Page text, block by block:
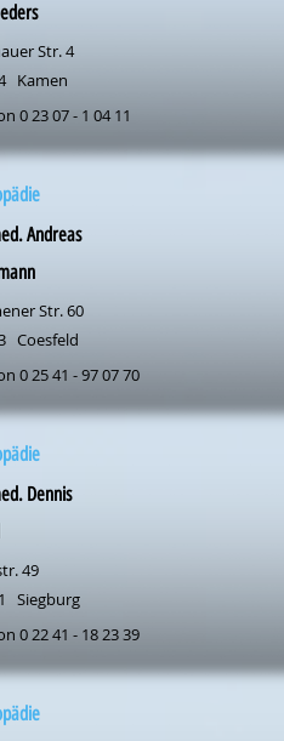
Str. 4
Kamen
0 23 07 - 1 04 11
Andreas
Str. 60
Coesfeld
0 25 41 - 97 07 70
Dennis
49
Siegburg
0 22 41 - 18 23 39